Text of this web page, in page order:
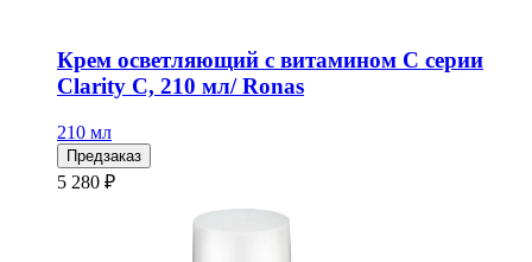
Крем осветляющий с витамином С серии
Clarity C, 210 мл/ Ronas
210 мл
Предзаказ
5 280 ₽